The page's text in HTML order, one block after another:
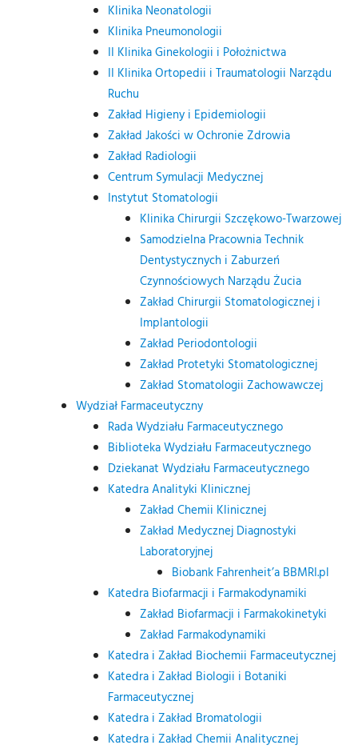
Klinika Neonatologii
Klinika Pneumonologii
II Klinika Ginekologii i Położnictwa
II Klinika Ortopedii i Traumatologii Narządu
Ruchu
Zakład Higieny i Epidemiologii
Zakład Jakości w Ochronie Zdrowia
Zakład Radiologii
Centrum Symulacji Medycznej
Instytut Stomatologii
Klinika Chirurgii Szczękowo-Twarzowej
Samodzielna Pracownia Technik
Dentystycznych i Zaburzeń
Czynnościowych Narządu Żucia
Zakład Chirurgii Stomatologicznej i
Implantologii
Zakład Periodontologii
Zakład Protetyki Stomatologicznej
Zakład Stomatologii Zachowawczej
Wydział Farmaceutyczny
Rada Wydziału Farmaceutycznego
Biblioteka Wydziału Farmaceutycznego
Dziekanat Wydziału Farmaceutycznego
Katedra Analityki Klinicznej
Zakład Chemii Klinicznej
Zakład Medycznej Diagnostyki
Laboratoryjnej
Biobank Fahrenheit’a BBMRI.pl
Katedra Biofarmacji i Farmakodynamiki
Zakład Biofarmacji i Farmakokinetyki
Zakład Farmakodynamiki
Katedra i Zakład Biochemii Farmaceutycznej
Katedra i Zakład Biologii i Botaniki
Farmaceutycznej
Katedra i Zakład Bromatologii
Katedra i Zakład Chemii Analitycznej